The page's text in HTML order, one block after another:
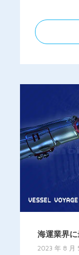
海運業界
2023 年 8 月